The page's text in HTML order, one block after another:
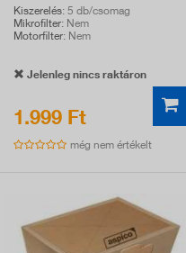
Kiszerelés: 5 db/csomag
Mikrofilter: Nem
Motorfilter: Nem
Jelenleg nincs raktáron
1.999 Ft
még nem értékelt